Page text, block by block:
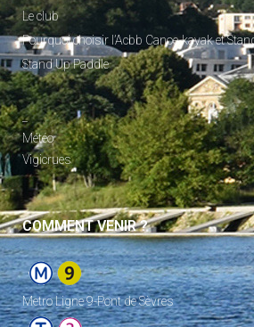
Le club
Pourquoi choisir l’Acbb Canoe-kayak et
Stand Up Paddle
_
Météo
Vigicrues
COMMENT VENIR ?
Metro Ligne 9-Pont de Sèvres